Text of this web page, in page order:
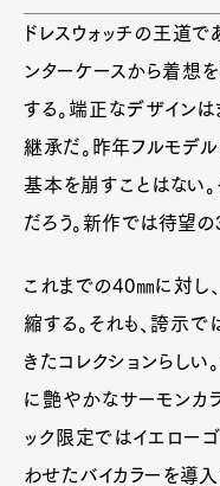
ドレスウォッチの王道
ンターケースから着想
する。端正なデザインは
継承だ。昨年フルモデル
基本を崩すことはない
だろう。新作では待望
これまでの40㎜に対し
縮する。それも、誇示
きたコレクションらしい
に艶やかなサーモンカ
ック限定ではイエロー
わせたバイカラーを導入